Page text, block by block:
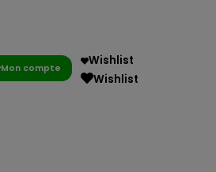
Mon compte
Wishlist
Wishlist